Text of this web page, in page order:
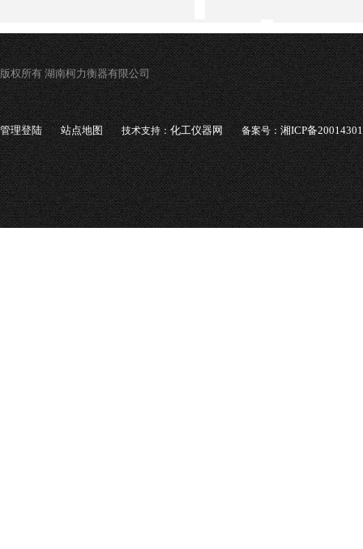
版权所有 湖南柯力衡器有限公司
管理登陆 站点地图 技术支持：化工仪器网 备案号：湘ICP备